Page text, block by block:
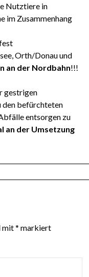
Nutztiere in
im Zusammenhang
Orth/Donau und
an der Nordbahn!!!
gestrigen
den befürchteten
entsorgen zu
an der Umsetzung
mit* markiert